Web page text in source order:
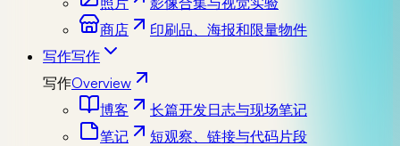
商店
印刷品、海报和限量物件
写作写作
写作Overview
博客
长篇开发日志与现场笔记
笔记
短观察、链接与代码片段